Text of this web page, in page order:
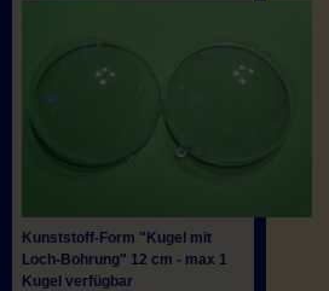
Kunststoff-Form "Kugel mit
Loch-Bohrung" 12 cm - max 1
Kugel verfügbar